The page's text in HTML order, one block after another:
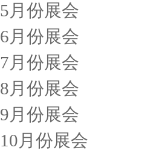
5月份展会
6月份展会
7月份展会
8月份展会
9月份展会
10月份展会